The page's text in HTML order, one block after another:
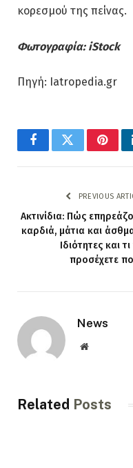
κορεσμού της πείνας.
Φωτογραφία: iStock
Πηγή: Iatropedia.gr
FacebookTwitter
PREVIOUS
Ακτινίδια: Πώς
καρδιά, μάτια και
Ιδιότητες και
προσέχετε
News
Website
Related Posts